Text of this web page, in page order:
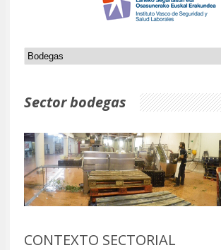
Sector bodegas
CONTEXTO SECTORIAL